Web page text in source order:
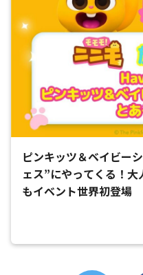
ピンキッツ＆ベイビー
ェス”にやってくる！大
もイベント世界初登場